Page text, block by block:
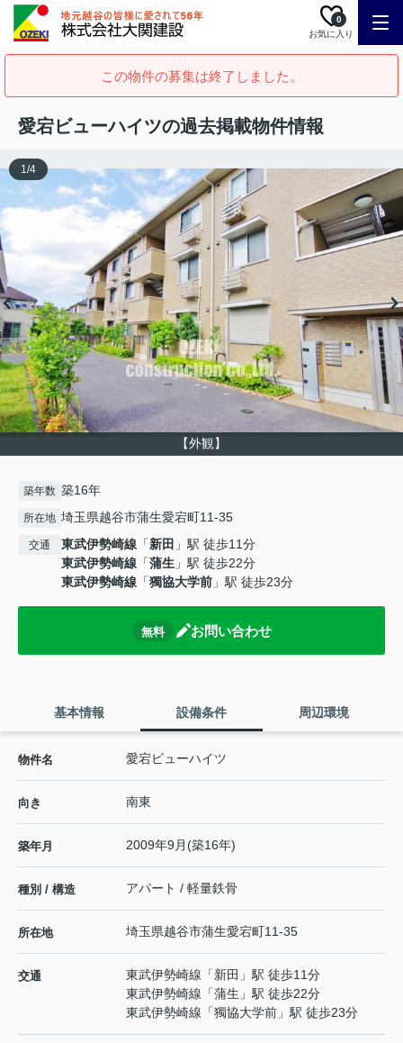
お気に入り
0
この物件の募集は終了しました。
愛宕ビューハイツの過去掲載物件情報
【外観】
1/4
築年数 築16年
所在地 埼玉県越谷市蒲生愛宕町11-35
交通 東武伊勢崎線 「新田 」駅 徒歩11分
東武伊勢崎線 「蒲生 」駅 徒歩22分
東武伊勢崎線 「獨協大学前 」駅 徒歩23分
無料 お問い合わせ
基本情報 設備条件 周辺環境
物件名 愛宕ビューハイツ
向き 南東
築年月 2009年9月(築16年)
種別 / 構造 アパート / 軽量鉄骨
所在地 埼玉県越谷市蒲生愛宕町11-35
交通 東武伊勢崎線 「新田 」駅 徒歩11分
東武伊勢崎線 「蒲生 」駅 徒歩22分
東武伊勢崎線 「獨協大学前 」駅 徒歩23分